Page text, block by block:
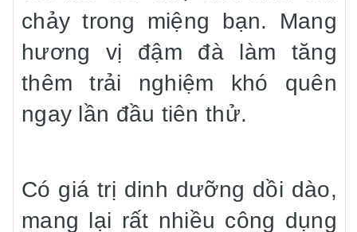
chảy trong miệng bạn. Mang
hương vị đậm đà làm tăng
thêm trải nghiệm khó quên
ngay lần đầu tiên thử.
Có giá trị dinh dưỡng dồi dào,
mang lại rất nhiều công dụng